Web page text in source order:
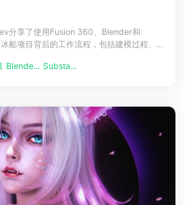
分享了使用Fusion 360、Blender和
船项目背后的工作流程，包括建模过程、纹
诉大家冰船的创作情况。冰船（偶尔也被
Blende... Substa...